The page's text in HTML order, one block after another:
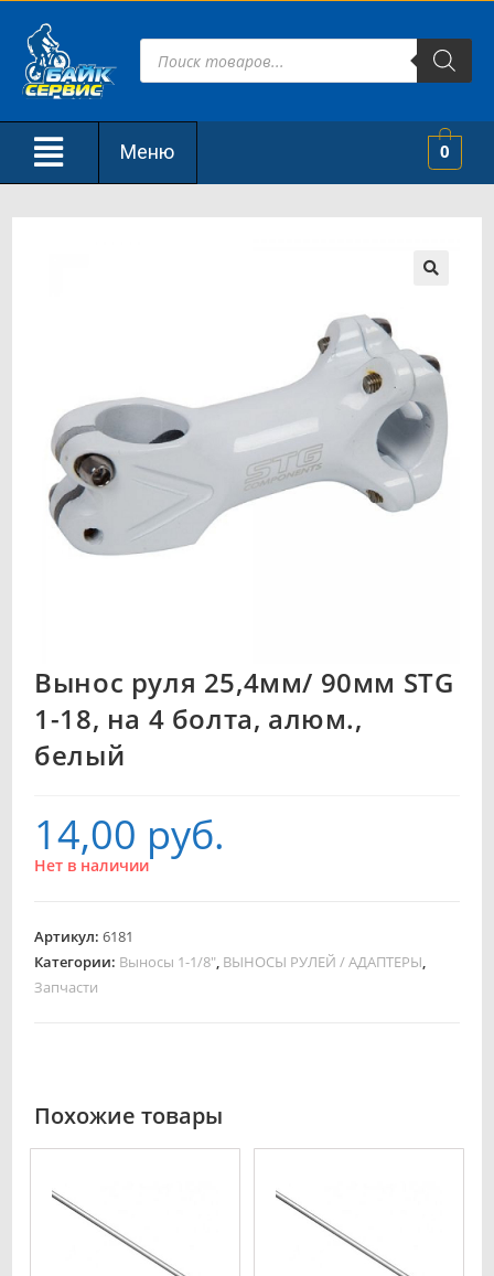
Меню 0
Вынос руля 25,4мм/ 90мм STG
1-18, на 4 болта, алюм.,
белый
14,00 руб.
Нет в наличии
Артикул:6181
Категории: Выносы 1-1/8", ВЫНОСЫ РУЛЕЙ / АДАПТЕРЫ,
Запчасти
Похожие товары